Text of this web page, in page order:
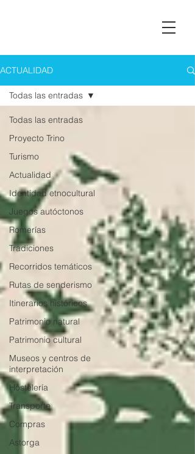
ACTUALIDAD
Todas las entradas
Proyecto Trino
Turismo
Actualidad
Identidad etnocultural
Juegos autóctonos
Romerías
Tradiciones
Recorridos temáticos
Rutas de senderismo
Itinerarios históricos
Patrimonio natural
Patrimonio cultural
Museos y centros de
interpretación
Hostelería
Transporte
Compras
Astorga
Todas las entradas